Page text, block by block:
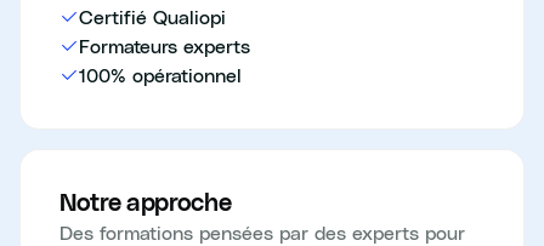
Certifié Qualiopi
Formateurs experts
100% opérationnel
Notre approche
Des formations pensées par des experts pour